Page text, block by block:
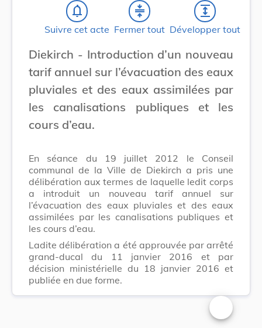
notifications_none
Suivre cet acte
compress
Fermer tout
expand
Développer tout
Diekirch - Introduction d’un nouveau
tarif annuel sur l’évacuation des eaux
pluviales et des eaux assimilées par
les canalisations publiques et les
cours d’eau.
En séance du 19 juillet 2012 le Conseil
communal de la Ville de Diekirch a pris une
délibération aux termes de laquelle ledit corps
a introduit un nouveau tarif annuel sur
l’évacuation des eaux pluviales et des eaux
assimilées par les canalisations publiques et
les cours d’eau.
Ladite délibération a été approuvée par arrêté
grand-ducal du 11 janvier 2016 et par
décision ministérielle du 18 janvier 2016 et
publiée en due forme.
Changer la